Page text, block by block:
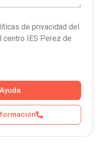
de privacidad del
IES Perez de